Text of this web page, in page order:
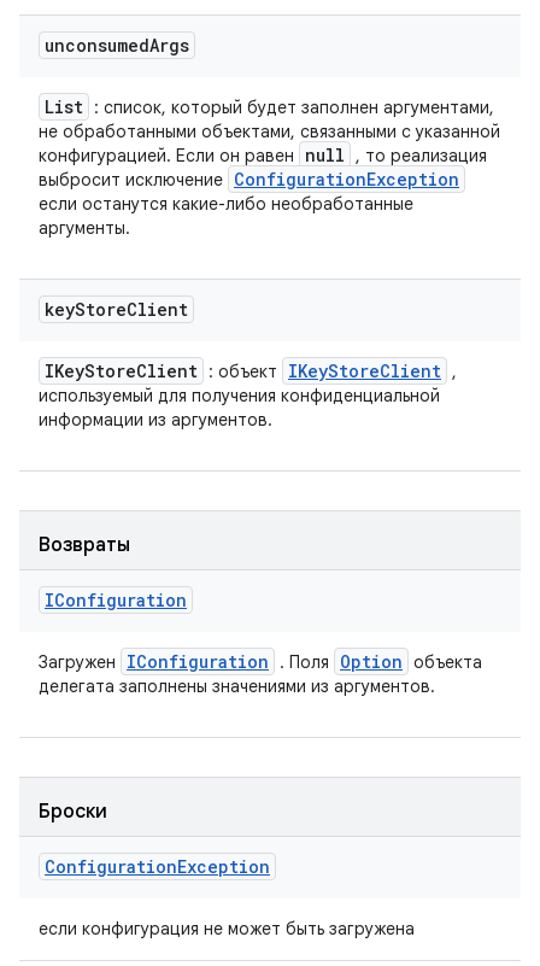
unconsumedArgs
List : список, который будет заполнен аргументами,
не обработанными объектами, связанными с указанной
конфигурацией. Если он равен
null
, то реализация
выбросит исключение ConfigurationException
если останутся какие-либо необработанные
аргументы.
keyStoreClient
IKeyStoreClient : объект IKeyStoreClient ,
используемый для получения конфиденциальной
информации из аргументов.
Возвраты
IConfiguration
Загружен IConfiguration . Поля Option объекта
делегата заполнены значениями из аргументов.
Броски
ConfigurationException
если конфигурация не может быть загружена